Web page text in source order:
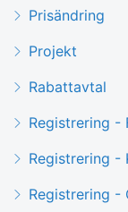
Prisändring
Projekt
Rabattavtal
Registrering -
Registrering -
Registrering -